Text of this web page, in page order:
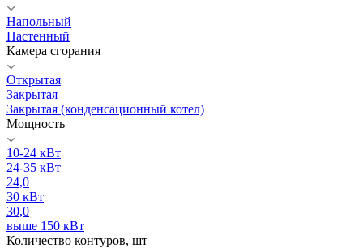
Напольный
Настенный
Камера сгорания
Открытая
Закрытая
Закрытая (конденсационный котел)
Мощность
10-24 кВт
24-35 кВт
24,0
30 кВт
30,0
выше 150 кВт
Количество контуров, шт